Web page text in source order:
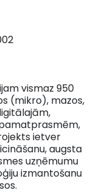
vismaz 950
(mikro), mazos,
ietver
augsta
uzņēmumu
izmantošanu